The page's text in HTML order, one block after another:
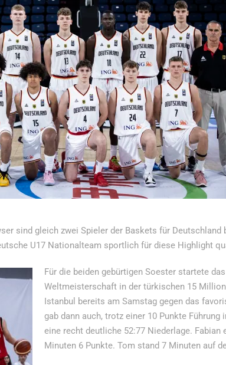
sind gleich zwei Spieler der Baskets für Deutschland
U17 Nationalteam sportlich für diese Highlight
Für die beiden gebürtigen Soester startete
Weltmeisterschaft in der türkischen 15
Istanbul bereits am Samstag gegen das
gab dann auch, trotz einer 10 Punkte Führung
eine recht deutliche 52:77 Niederlage. Fabian
Minuten 6 Punkte. Tom stand 7 Minuten auf